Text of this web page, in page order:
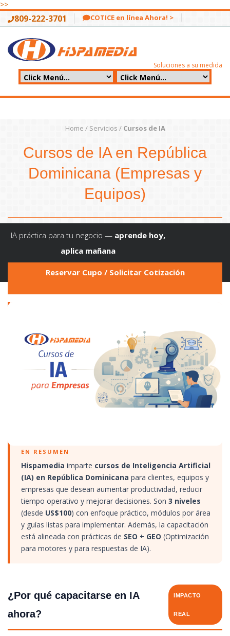
>>
809-222-3701 COTICE en línea Ahora! >
Soluciones a su medida
Home / Servicios / Cursos de IA
Cursos de IA en República
Dominicana (Empresas y
Equipos)
IA práctica para tu negocio — aprende hoy,
aplica mañana
Reservar Cupo / Solicitar Cotización
EN RESUMEN
Hispamedia imparte cursos de Inteligencia Artificial
(IA) en República Dominicana para clientes, equipos y
empresas que desean aumentar productividad, reducir
tiempo operativo y mejorar decisiones. Son 3 niveles
(desde US$100) con enfoque práctico, módulos por área
y guías listas para implementar. Además, la capacitación
está alineada con prácticas de SEO + GEO (Optimización
para motores y para respuestas de IA).
¿Por qué capacitarse en IA
ahora?
IMPACTO
REAL